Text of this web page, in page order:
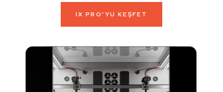
IX PRO'YU KEŞFET